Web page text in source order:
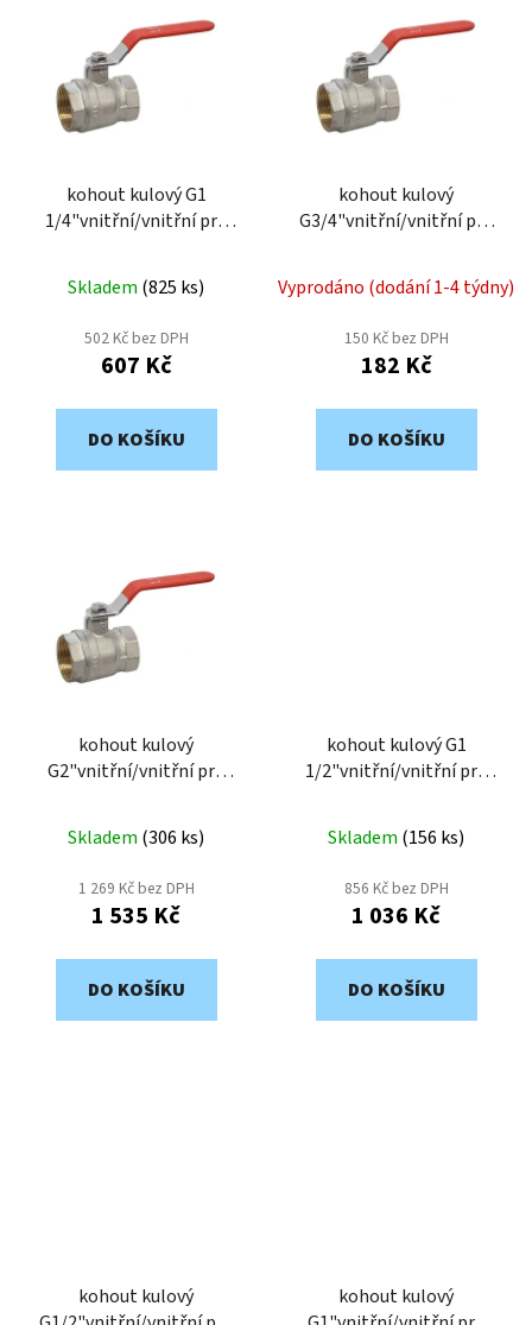
kohout kulový G1
1/4"vnitřní/vnitřní pro
Skladem (825 ks)
502 Kč bez DPH
607 Kč
DO KOŠÍKU
kohout kulový
G3/4"vnitřní/vnitřní pro
Vyprodáno (dodání 1-4 týdny)
150 Kč bez DPH
182 Kč
DO KOŠÍKU
kohout kulový
G2"vnitřní/vnitřní pro
Skladem (306 ks)
1 269 Kč bez DPH
1 535 Kč
DO KOŠÍKU
kohout kulový G1
1/2"vnitřní/vnitřní pro
Skladem (156 ks)
856 Kč bez DPH
1 036 Kč
DO KOŠÍKU
kohout kulový
kohout kulový